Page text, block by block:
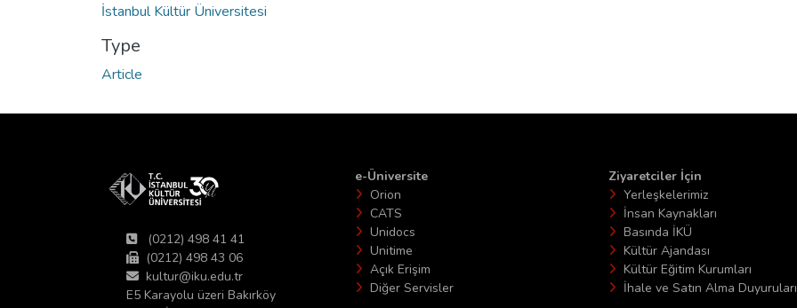
İstanbul Kültür Üniversitesi
Type
Article
(0212) 498 41 41
(0212) 498 43 06
kultur@iku.edu.tr
E5 Karayolu üzeri Bakırköy
e-Üniversite
Orion
CATS
Unidocs
Unitime
Açık Erişim
Diğer Servisler
Ziyaretciler İçin
Yerleşkelerimiz
İnsan Kaynakları
Basında İKÜ
Kültür Ajandası
Kültür Eğitim Kurumları
İhale ve Satın Alma Duyuruları